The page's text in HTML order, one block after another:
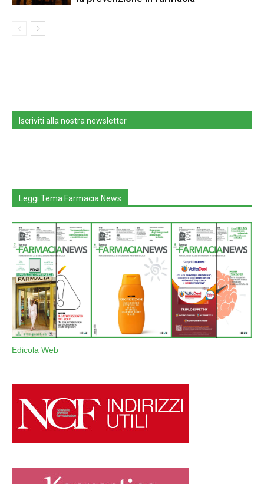
Iscriviti alla nostra newsletter
Leggi Tema Farmacia News
Edicola Web